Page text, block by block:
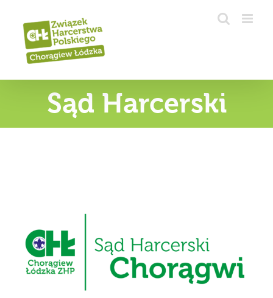
zawartości
Sąd Harcerski